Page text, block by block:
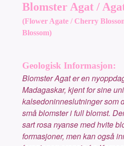
Blomster Agat /
(Flower Agate / Cherry
Blossom)
Geologisk Informasjon:
Blomster Agat er en
Madagaskar, kjent for sine
kalsedoninneslutninger som
små blomster i full blomst.
sart rosa nyanse med hvite
formasjoner, men kan også